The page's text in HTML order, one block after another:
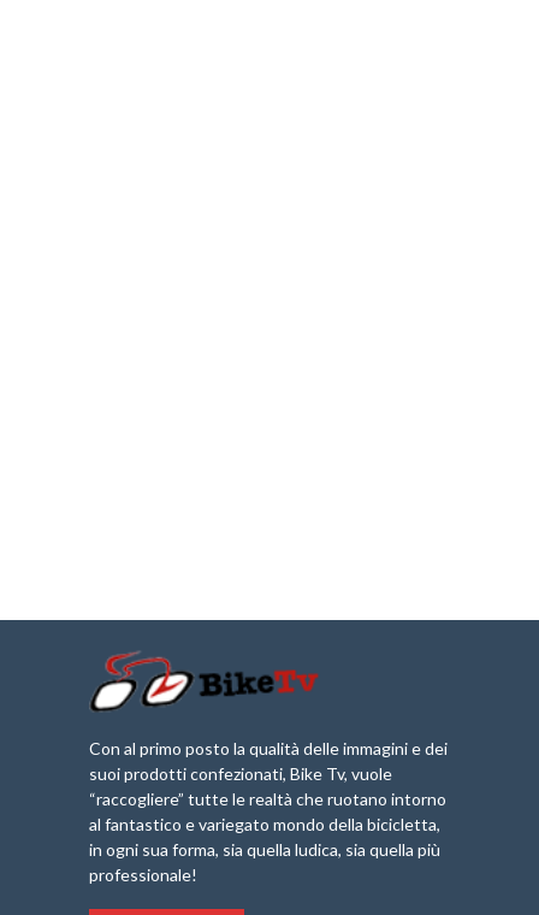
Con al primo posto la qualità delle immagini e dei
suoi prodotti confezionati, Bike Tv, vuole
“raccogliere” tutte le realtà che ruotano intorno
al fantastico e variegato mondo della bicicletta,
in ogni sua forma, sia quella ludica, sia quella più
professionale!